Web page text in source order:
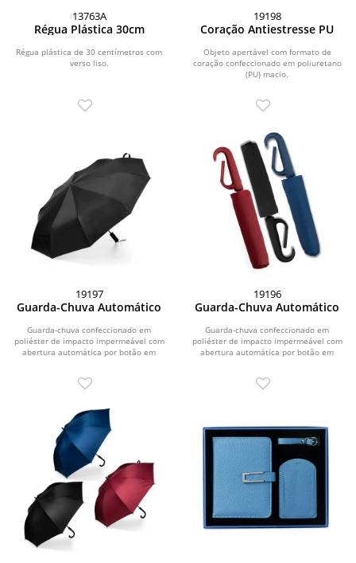
13763A
Régua Plástica 30cm
Régua plástica de 30 centímetros com
verso liso.
19198
Coração Antiestresse PU
Objeto apertável com formato de
coração confeccionado em poliuretano
(PU) macio.
19197
Guarda-Chuva Automático
Guarda-chuva confeccionado em
poliéster de impacto impermeável com
abertura automática por botão em
19196
Guarda-Chuva Automático
Guarda-chuva confeccionado em
poliéster de impacto impermeável com
abertura automática por botão em